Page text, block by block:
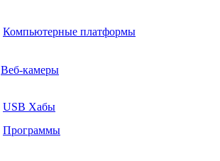
Компьютерные платформы
Веб-камеры
USB Хабы
Программы